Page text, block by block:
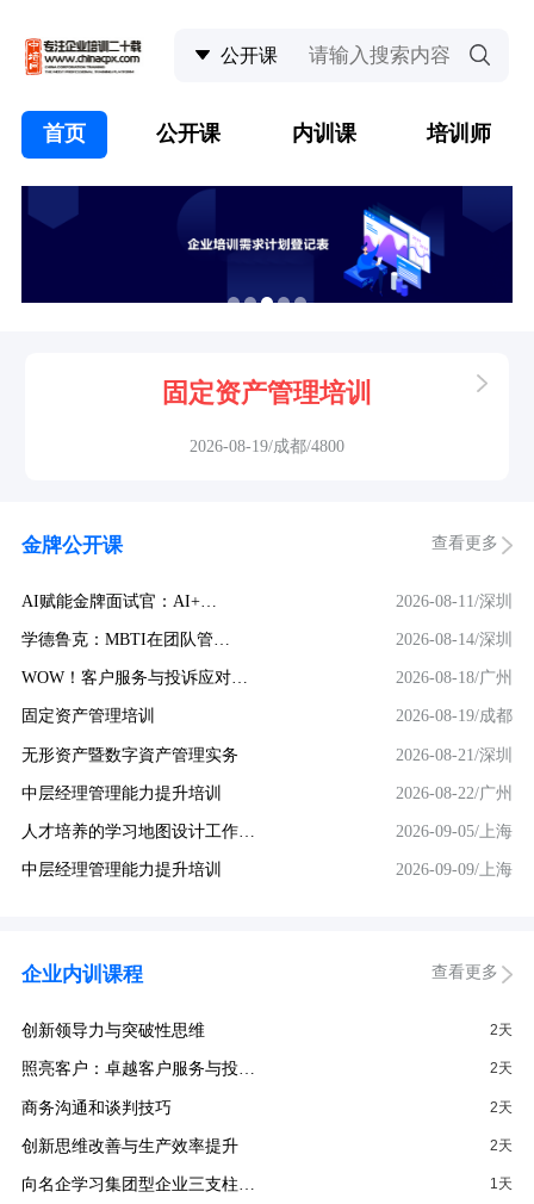
首页 公开课 内训课 培训师
固定资产管理培训
2026-08-19/成都/4800
金牌公开课 查看更多
AI赋能金牌面试官：AI+… 2026-08-11/深圳
学德鲁克：MBTI在团队管… 2026-08-14/深圳
WOW！客户服务与投诉应对… 2026-08-18/广州
固定资产管理培训 2026-08-19/成都
无形资产暨数字資产管理实务 2026-08-21/深圳
中层经理管理能力提升培训 2026-08-22/广州
人才培养的学习地图设计工作… 2026-09-05/上海
中层经理管理能力提升培训 2026-09-09/上海
企业内训课程 查看更多
创新领导力与突破性思维 2天
照亮客户：卓越客户服务与投… 2天
商务沟通和谈判技巧 2天
创新思维改善与生产效率提升 2天
向名企学习集团型企业三支柱… 1天